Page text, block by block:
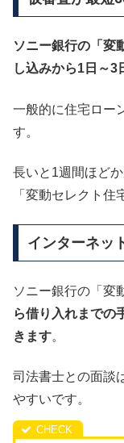
ソニー銀行の「変
し込みから1日～3
一般的に住宅ロー
す。
長いと1週間ほど
「変動セレクト住
インターネッ
ソニー銀行の「変
ら借り入れまでの
きます。
司法書士との面談
やすいです。